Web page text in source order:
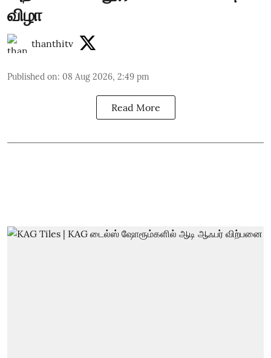
விழா
thanthitv
Published on: 08 Aug 2026, 2:49 pm
Read More